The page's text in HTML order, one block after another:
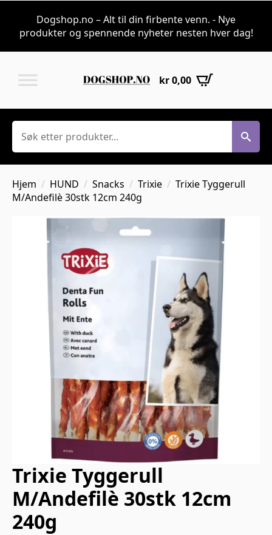
Dogshop.no – Alt til din firbente venn. - Nye
produkter og spennende nyheter nesten hver dag!
kr0,00
Søk
Hjem HUND Snacks Trixie
Trixie Tyggerull
M/Andefilè 30stk 12cm 240g
Trixie Tyggerull
M/Andefilè 30stk 12cm
240g